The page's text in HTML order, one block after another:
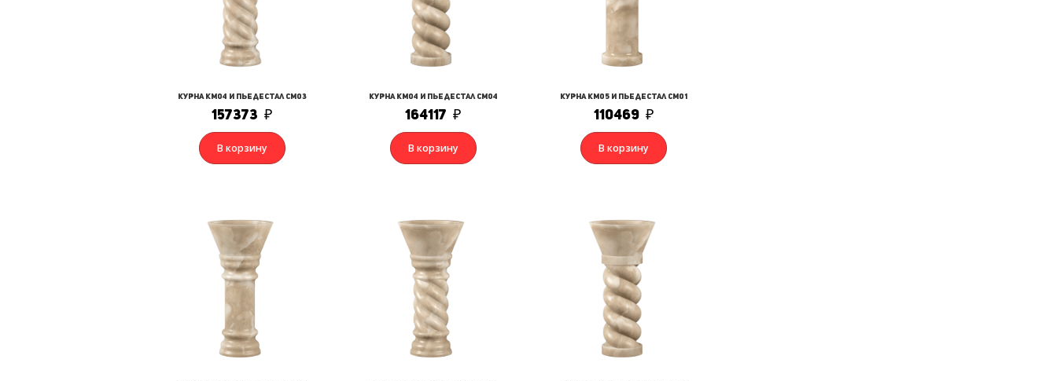
Курна КМ04 и Пьедестал СМ03
157373 ₽
В корзину
Курна КМ04 и Пьедестал СМ04
164117 ₽
В корзину
Курна КМ05 и Пьедестал СМ01
110469 ₽
В корзину